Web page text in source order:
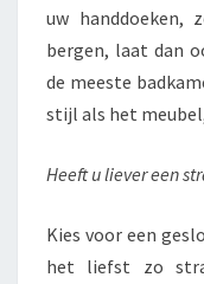
uw handdoeken,
bergen, laat dan
de meeste
stijl als het
Heeft u liever een
Kies voor een
het liefst zo